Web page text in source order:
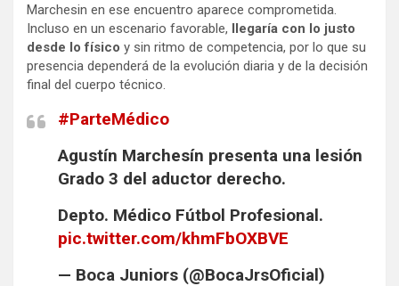
Marchesin en ese encuentro aparece comprometida.
Incluso en un escenario favorable, llegaría con lo justo
desde lo físico y sin ritmo de competencia, por lo que su
presencia dependerá de la evolución diaria y de la decisión
final del cuerpo técnico.
#ParteMédico
Agustín Marchesín presenta una lesión
Grado 3 del aductor derecho.
Depto. Médico Fútbol Profesional.
pic.twitter.com/khmFbOXBVE
— Boca Juniors (@BocaJrsOficial)